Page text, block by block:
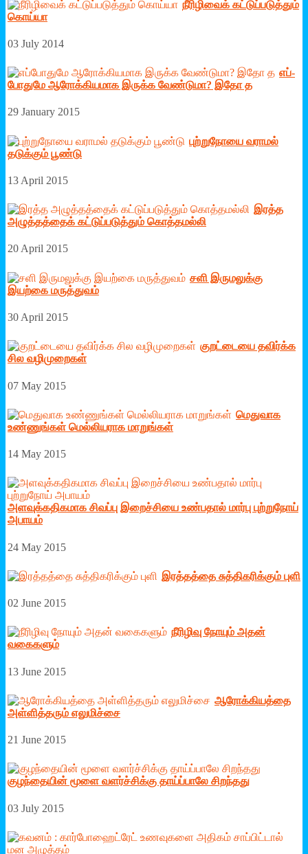
நீரி­ழி­வைக் ­கட்­டுப்­ப­டுத்தும்
கொய்யா
03 July 2014
எப்­
போ­துமே ஆரோக்­கி­யமாக இருக்க வேண்­டுமா? இதோ த
29 January 2015
புற்றுநோயை வராமல்
தடுக்கும் பூண்டு
13 April 2015
இரத்த
அழுத்தத்தைக் கட்டுப்படுத்தும் கொத்தமல்லி
20 April 2015
சளி இருமலுக்கு
இயற்கை மருத்துவம்
30 April 2015
குறட்டையை தவிர்க்க
சில வழிமுறைகள்
07 May 2015
மெதுவாக
உண்ணுங்கள் மெல்லியராக மாறுங்கள்
14 May 2015
அளவுக்கதிகமாக சிவப்பு இறைச்சியை உண்பதால் மார்பு புற்றுநோய்
அபாயம்
24 May 2015
இரத்­தத்தை சுத்­தி­க­ரிக்கும் புளி
02 June 2015
நீரிழிவு நோயும் அதன்
வகைகளும்
13 June 2015
ஆரோக்கியத்தை
அள்ளித்தரும் எலுமிச்சை
21 June 2015
குழந்தையின் மூளை வளர்ச்சிக்கு தாய்ப்பாலே சிறந்தது
03 July 2015